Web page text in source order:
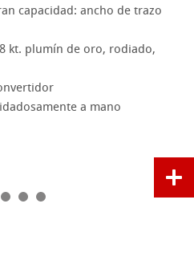
capacidad: ancho de trazo
kt. plumín de oro, rodiado,
a mano